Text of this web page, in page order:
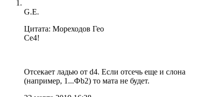
G.E.
Цитата: Мореходов Гео
Ce4!
Отсекает ладью от d4. Если отсечь еще и слона
(например, 1...Фb2) то мата не будет.